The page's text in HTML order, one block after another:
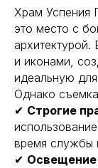
Храм Успения
это место с
и иконами,
идеальную
Однако
✔ Строгие
время службы
✔ Освещение
НАШИ УСЛУГИ:
Все права защищены.
Фото/видео
[ APIK